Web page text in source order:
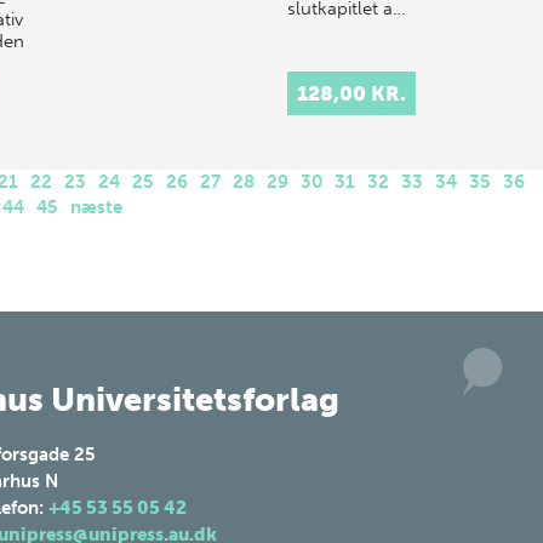
slutkapitlet a…
128,00 KR.
22 23 24 25 26 27 28 29 30 31 32 33 34 35
36
44 45 næste
Universitetsforlag
25
N
+45 53 55 05 42
unipress@unipress.au.dk